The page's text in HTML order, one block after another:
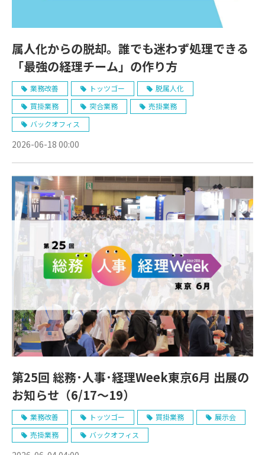
属人化からの脱却。誰でも迷わず処理できる
「最強の経理チーム」の作り方
業務改善 トッツゴー
脱属人化
買掛業務
突合業務
売掛業務
バックオフィス
2026-06-18 00:00
第25回 総務･人事･経理Week東京6月 出展の
お知らせ（6/17〜19）
業務改善 トッツゴー 買掛業務
展示会
売掛業務
バックオフィス